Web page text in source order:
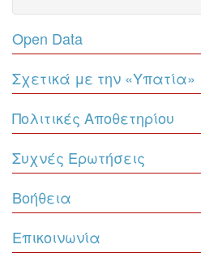
Open Data
Σχετικά με την «Υπατία»
Πολιτικές Αποθετηρίου
Συχνές Ερωτήσεις
Βοήθεια
Επικοινωνία